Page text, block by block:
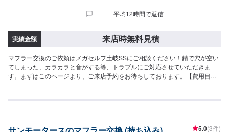
平均12時間で返信
実績金額 来店時無料見積
マフラー交換のご依頼はメガセルフ土岐SSにご相談ください！錆で穴が空い
てしまった、カラカラと音がする等、トラブルにご対応させていただきま
す。まずはこのページより、ご来店予約をお待ちしております。【費用目
5.0(3件)